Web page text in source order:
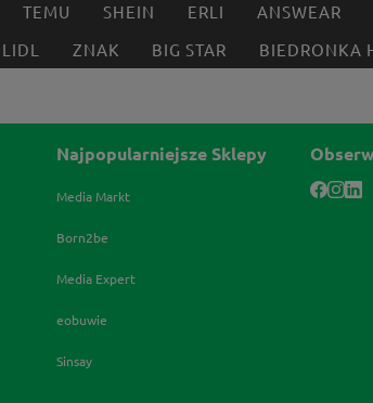
TEMU SHEIN ERLI ANSWEAR
LIDL ZNAK BIG STAR BIEDRONKA
Najpopularniejsze Sklepy
Media Markt
Born2be
Media Expert
eobuwie
Sinsay